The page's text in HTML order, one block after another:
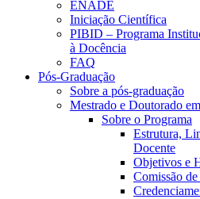
ENADE
Iniciação Científica
PIBID – Programa
à Docência
FAQ
Pós-Graduação
Sobre a pós-graduação
Mestrado e Doutorado
Sobre o Programa
Estrutura,
Docente
Objetivos e
Comissão